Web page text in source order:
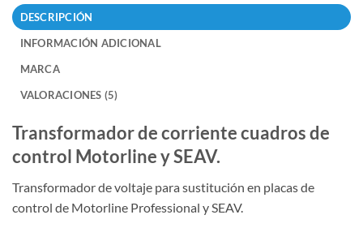
DESCRIPCIÓN
INFORMACIÓN ADICIONAL
MARCA
VALORACIONES (5)
Transformador de corriente cuadros de
control Motorline y SEAV.
Transformador de voltaje para sustitución en placas de
control de Motorline Professional y SEAV.